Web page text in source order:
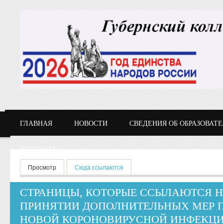
ГЛАВНАЯ НОВОСТИ СВЕДЕНИЯ ОБ
СТУДЕНТУ
Главные вкладки
Просмотр Сюда ссылаются
СТРАНИЦЫ, КОТОРЫЕ ССЫЛАЮТСЯ
ПРИНЯТИИ ДОПОЛНИТЕЛЬНЫХ МЕР
НОВОЙ КОРОНОВИРУСНОЙ